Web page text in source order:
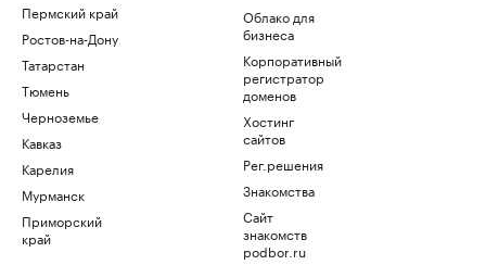
Пермский край
Ростов-на-Дону
Татарстан
Тюмень
Черноземье
Кавказ
Карелия
Мурманск
Приморский
край
Облако для
бизнеса
Корпоративный
регистратор
доменов
Хостинг
сайтов
Рег.решения
Знакомства
Сайт
знакомств
podbor.ru